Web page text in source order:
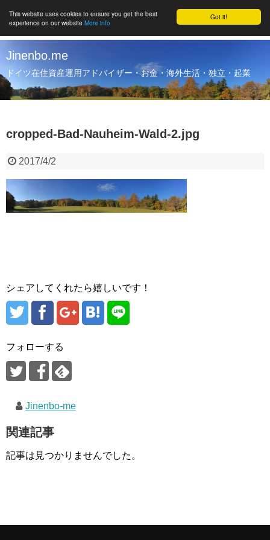
Got it!
This website uses cookies to ensure you get the best
experience on our website More info
Jinenbo.me
ドイツ在住資産運用アドバイザー・お金・海外生活・独立・起業
cropped-Bad-Nauheim-Wald-2.jpg
2017/4/2
シェアしてくれたら嬉しいです！
フォローする
Jinenbo-me
関連記事
記事は見つかりませんでした。